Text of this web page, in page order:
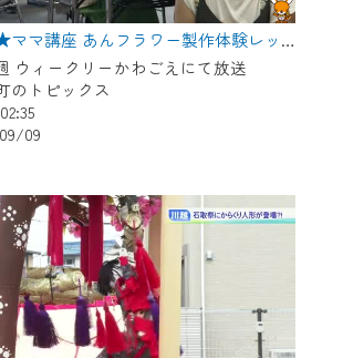
【川越】ハピ★ママ講座 あんフラワー製作体験レッスン
ウィークリーかわごえにて放送
のトピックス
09
ス情報＞
のリニューアルにともないメ
業を予定しています。
CCNetWebTVの画面が「メン
になり、ご利用いただけませ
けいたしますが、ご了承の程
願いいたします。